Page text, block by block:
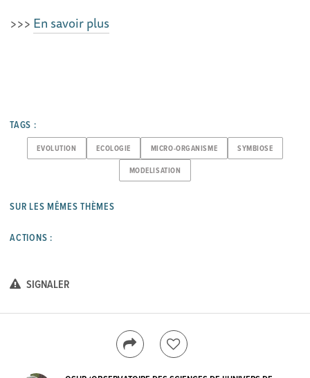
>>> En savoir plus
TAGS :
EVOLUTION ECOLOGIE MICRO-ORGANISME SYMBIOSE
MODELISATION
SUR LES MÊMES THÈMES
ACTIONS :
SIGNALER